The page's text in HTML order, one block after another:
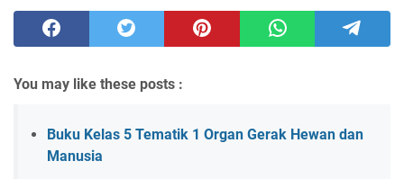
You may like these posts :
Buku Kelas 5 Tematik 1 Organ Gerak Hewan dan
Manusia